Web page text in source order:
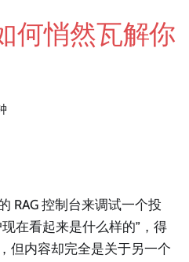
何悄然瓦解你
RAG 控制台来调试一个投
在看起来是什么样的”，得
但内容却完全是关于另一个